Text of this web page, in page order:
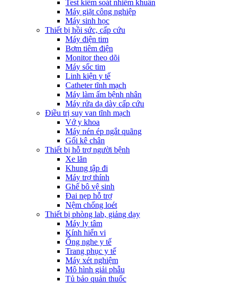
Test kiểm soát nhiễm khuẩn
Máy giặt công nghiệp
Máy sinh học
Thiết bị hồi sức, cấp cứu
Máy điện tim
Bơm tiêm điện
Monitor theo dõi
Máy sốc tim
Linh kiện y tế
Catheter tĩnh mạch
Máy làm ấm bệnh nhân
Máy rửa dạ dày cấp cứu
Điều trị suy van tĩnh mạch
Vớ y khoa
Máy nén ép ngắt quãng
Gối kê chân
Thiết bị hỗ trợ người bệnh
Xe lăn
Khung tập đi
Máy trợ thính
Ghế bô vệ sinh
Đai nẹp hỗ trợ
Nệm chống loét
Thiết bị phòng lab, giảng dạy
Máy ly tâm
Kính hiển vi
Ống nghe y tế
Trang phục y tế
Máy xét nghiệm
Mô hình giải phẫu
Tủ bảo quản thuốc